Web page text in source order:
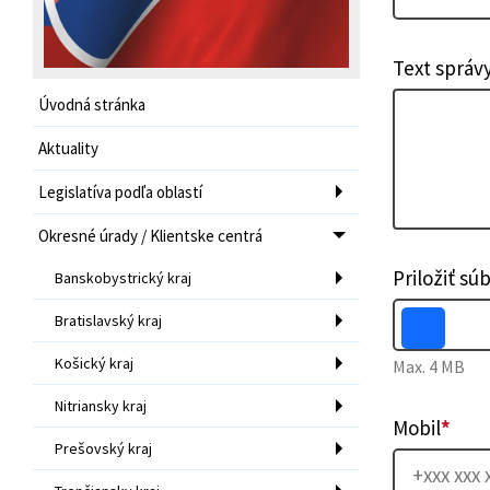
Úvodná stránka
Aktuality
Legislatíva podľa oblastí
Okresné úrady / Klientske centrá
Banskobystrický kraj
Bratislavský kraj
Košický kraj
Nitriansky kraj
Prešovský kraj
Text
Priložiť
Max. 4 MB
Mobil*